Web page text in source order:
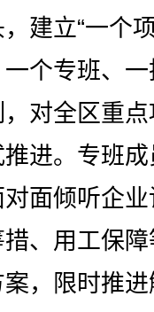
建立“一个
个专班、
，对全区重
进。专班
面倾听企
、用工保
，限时推